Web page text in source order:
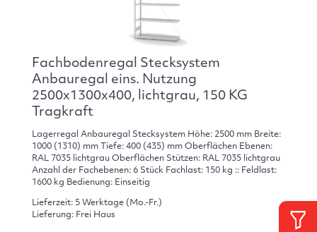
Fachbodenregal Stecksystem
Anbauregal eins. Nutzung
2500x1300x400, lichtgrau, 150 KG
Tragkraft
Lagerregal Anbauregal Stecksystem Höhe: 2500 mm Breite:
1000 (1310) mm Tiefe: 400 (435) mm Oberflächen Ebenen:
RAL 7035 lichtgrau Oberflächen Stützen: RAL 7035 lichtgrau
Anzahl der Fachebenen: 6 Stück Fachlast: 150 kg :: Feldlast:
1600 kg Bedienung: Einseitig
Lieferzeit: 5 Werktage (Mo.-Fr.)
Lieferung: Frei Haus